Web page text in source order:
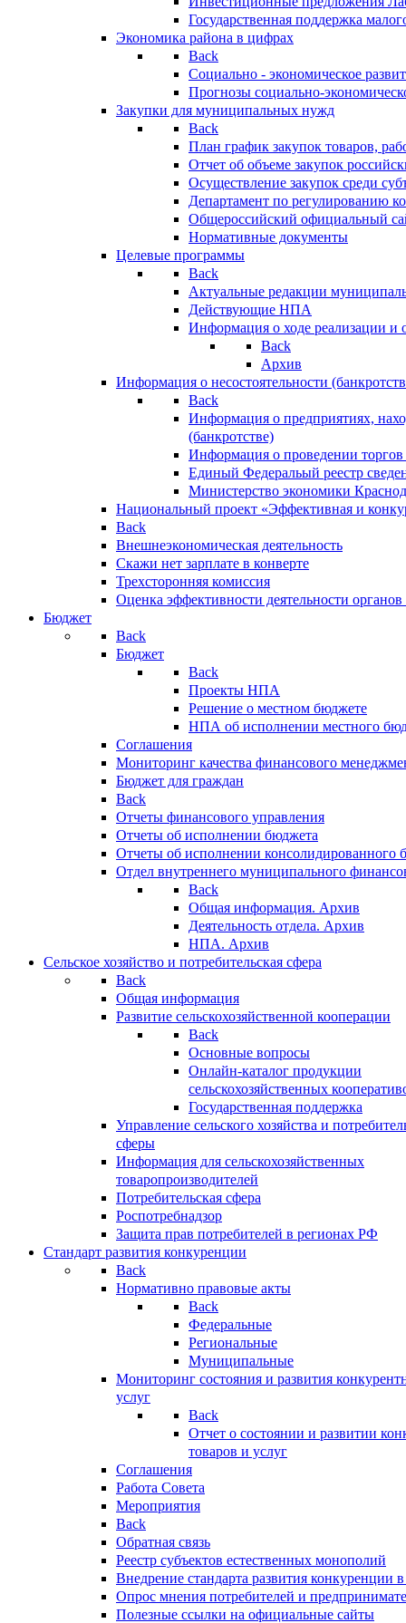
Государственная поддержка
Экономика района в цифрах
Back
Социально - экономическое
Прогнозы социально-
Закупки для муниципальных нужд
Back
План график закупок товаров,
Отчет об объеме закупок
Осуществление закупок среди
Департамент по регулированию
Общероссийский официальный
Нормативные документы
Целевые программы
Back
Актуальные редакции
Действующие НПА
Информация о ходе реализации
Back
Архив
Информация о несостоятельности
Back
Информация о предприятиях,
(банкротстве)
Информация о проведении
Единый Федеральый реестр
Министерство экономики
Национальный проект «Эффективная и
Back
Внешнеэкономическая деятельность
Скажи нет зарплате в конверте
Трехсторонняя комиссия
Оценка эффективности деятельности
Бюджет
Back
Бюджет
Back
Проекты НПА
Решение о местном бюджете
НПА об исполнении местного
Соглашения
Мониторинг качества финансового
Бюджет для граждан
Back
Отчеты финансового управления
Отчеты об исполнении бюджета
Отчеты об исполнении консолидированного
Отдел внутреннего муниципального
Back
Общая информация. Архив
Деятельность отдела. Архив
НПА. Архив
Сельское хозяйство и потребительская сфера
Back
Общая информация
Развитие сельскохозяйственной кооперации
Back
Основные вопросы
Онлайн-каталог продукции
сельскохозяйственных
Государственная поддержка
Управление сельского хозяйства и
сферы
Информация для сельскохозяйственных
товаропроизводителей
Потребительская сфера
Роспотребнадзор
Защита прав потребителей в регионах РФ
Стандарт развития конкуренции
Back
Нормативно правовые акты
Back
Федеральные
Региональные
Муниципальные
Мониторинг состояния и развития
услуг
Back
Отчет о состоянии и развитии
товаров и услуг
Соглашения
Работа Совета
Мероприятия
Back
Обратная связь
Реестр субъектов естественных монополий
Внедрение стандарта развития конкуренции
Опрос мнения потребителей и
Полезные ссылки на официальные сайты